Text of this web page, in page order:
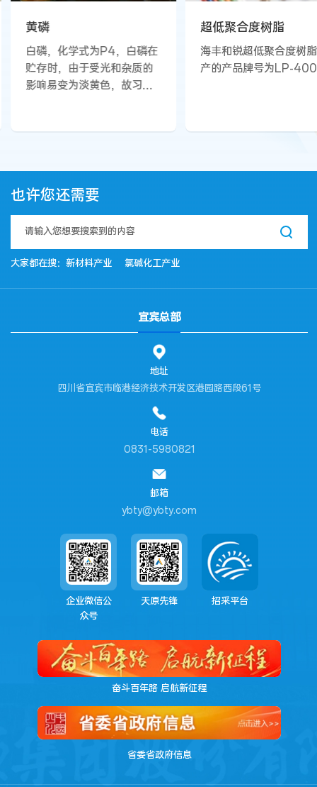
黄磷
白磷，化学式为P4，白磷在
贮存时，由于受光和杂质的
影响易变为淡黄色，故习惯
溶于醇，溶于液碱、苯、乙
醚、氯仿、甲苯，易溶于二
硫二硫化碳。易燃，在34℃
中，其活泼性比赤磷大，与
卤素、氧能直接反应，生成
放出大量的热。有恶臭，极
超低聚合度树脂
海丰和锐超低聚合度树
产的产品牌号为LP-
也许您还需要
大家都在搜： 新材料产业 氯碱化工产业
宜宾总部
地址
四川省宜宾市临港经济技术开发区港园路西段61号
电话
0831-5980821
邮箱
ybty@ybty.com
企业微信公
众号
天原先锋 招采平台
奋斗百年路 启航新征程
省委省政府信息